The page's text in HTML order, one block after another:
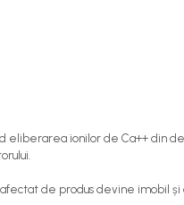
eliberarea ionilor de Ca++ din
de produs devine